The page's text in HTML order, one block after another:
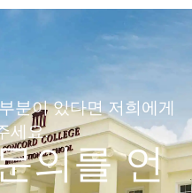
분이 있다면 저희에게
세요.
의를 언